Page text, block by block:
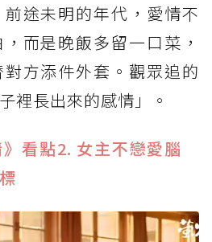
途未明的年代，愛情不
而是晚飯多留一口菜，
方添件外套。觀眾追的
裡長出來的感情」。
》看點2. 女主不戀愛腦